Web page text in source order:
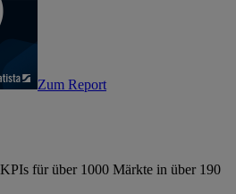
Zum Report
für über 1000 Märkte in über 190